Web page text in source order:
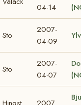
04-14
Sto
2007-
04-09
Sto
2007-
04-07